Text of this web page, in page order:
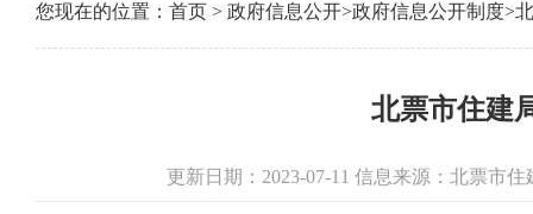
您现在的位置： 首页 > 政府信息公开>政府信息公开制度>
北票市住建
更新日期：2023-07-11 信息来源：北票市